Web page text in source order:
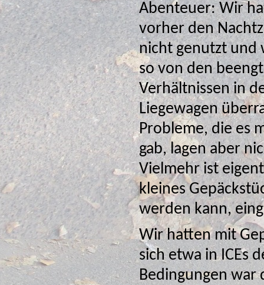
Abenteuer: Wir
vorher den
nicht genutzt und
so von den beengten
Verhältnissen in
Liegewagen
Probleme, die es mit der Unterbringung unserer Räder
gab, lagen aber
Vielmehr ist
kleines Gepäckstück, das mit auf die Liege genommen
werden kann,
Wir hatten mit
sich etwa in ICEs der DB üblich sind. Unter diesen
Bedingungen war die Idee